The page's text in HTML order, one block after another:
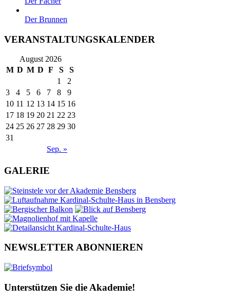
Der Brunnen
VERANSTALTUNGSKALENDER
August 2026
M D M D F S S
Sep. »
1
2
3
4 5 6 7 8
9
10 11 12 13 14 15 16
17 18 19 20 21 22 23
24 25 26 27 28 29 30
31
GALERIE
NEWSLETTER ABONNIEREN
Unterstützen Sie die Akademie!